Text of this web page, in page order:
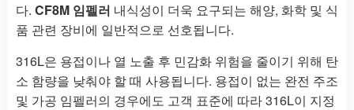
다. CF8M 임펠러 내식성이 더욱 요구되는 해양, 화학 및 식
품 관련 장비에 일반적으로 선호됩니다.
316L은 용접이나 열 노출 후 민감화 위험을 줄이기 위해 탄
소 함량을 낮춰야 할 때 사용됩니다. 용접이 없는 완전 주조
및 가공 임펠러의 경우에도 고객 표준에 따라 316L이 지정